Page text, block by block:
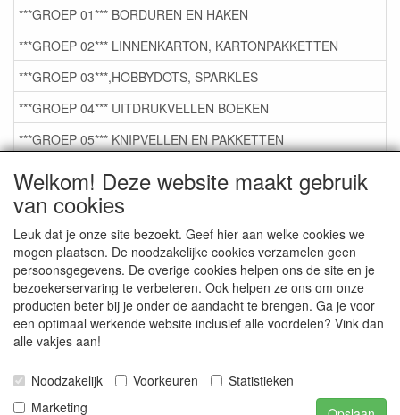
Welkom! Deze website maakt gebruik
van cookies
Leuk dat je onze site bezoekt. Geef hier aan welke cookies we
mogen plaatsen. De noodzakelijke cookies verzamelen geen
persoonsgegevens. De overige cookies helpen ons de site en je
bezoekerservaring te verbeteren. Ook helpen ze ons om onze
producten beter bij je onder de aandacht te brengen. Ga je voor
een optimaal werkende website inclusief alle voordelen? Vink dan
alle vakjes aan!
Noodzakelijk Voorkeuren
Statistieken
Marketing
***GROEP 01*** BORDUREN EN HAKEN
***GROEP 02*** LINNENKARTON, KARTONPAKKETTEN
***GROEP 03***,HOBBYDOTS, SPARKLES
***GROEP 04*** UITDRUKVELLEN BOEKEN
***GROEP 05*** KNIPVELLEN EN PAKKETTEN
***GROEP 06*** TAPE/LIJM SNIJMALLEN STEMPELS
***GROEP 07*** KAARTEN +SCRAP TOEBEHOREN
***GROEP 08*** TEKENEN EN KLEUREN, GELPEN,MARKER
***GROEP 09*** KRALEN EN TOEBEHOREN
***GROEP 10*** WENSKAARTEN MET ENV. €0,75
Service
Artikelgroepen